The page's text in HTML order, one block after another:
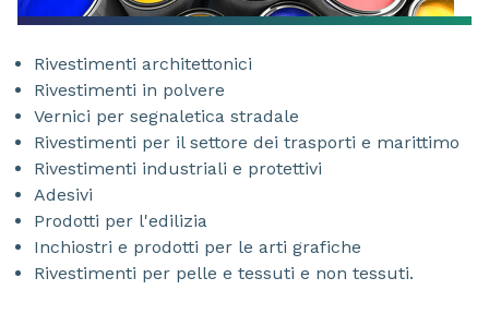
Rivestimenti architettonici
Rivestimenti in polvere
Vernici per segnaletica stradale
Rivestimenti per il settore dei trasporti e marittimo
Rivestimenti industriali e protettivi
Adesivi
Prodotti per l'edilizia
Inchiostri e prodotti per le arti grafiche
Rivestimenti per pelle e tessuti e non tessuti.